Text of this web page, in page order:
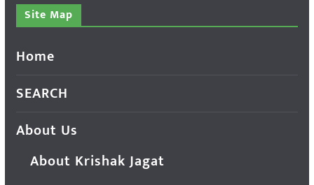
Site Map
Home
SEARCH
About Us
About Krishak Jagat